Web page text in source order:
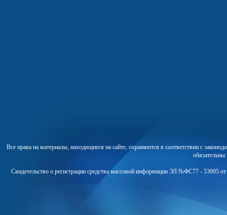
Все права на материалы, находящиеся на сайте, охраняются в соответствии с
Свидетельство о регистрации средства массовой информации ЭЛ №ФС77 - 53095